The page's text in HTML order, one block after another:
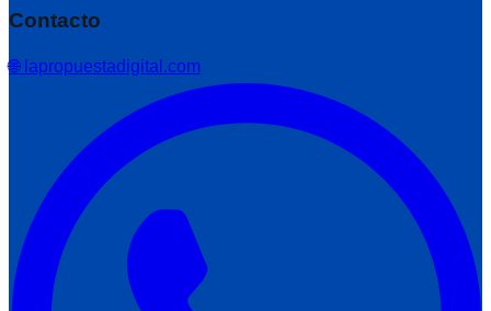
Contacto
🌐 lapropuestadigital.com